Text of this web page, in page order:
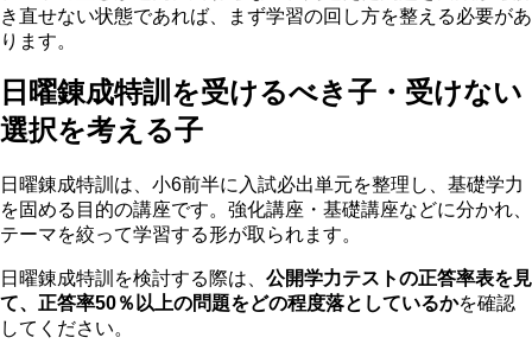
き直せない状態であれば、まず学習の回し方を整える必要があ
ります。
日曜錬成特訓を受けるべき子・受けない
選択を考える子
日曜錬成特訓は、小6前半に入試必出単元を整理し、基礎学力
を固める目的の講座です。強化講座・基礎講座などに分かれ、
テーマを絞って学習する形が取られます。
日曜錬成特訓を検討する際は、 公開学力テストの正答率表を見
て、正答率50％以上の問題をどの程度落としているかを確認
してください。